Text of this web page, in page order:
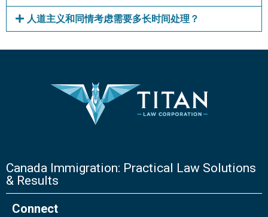
人道主义和同情考虑需要多长时间处理？
Canada Immigration: Practical Law Solutions
& Results
Connect